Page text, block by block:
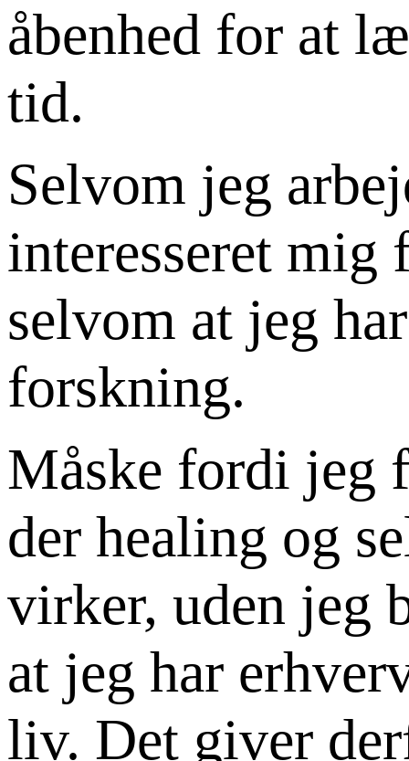
åbenhed for at
tid.
Selvom jeg
interesseret mig
selvom at jeg
forskning.
Måske fordi jeg
der healing og
virker, uden jeg
at jeg har
liv. Det giver